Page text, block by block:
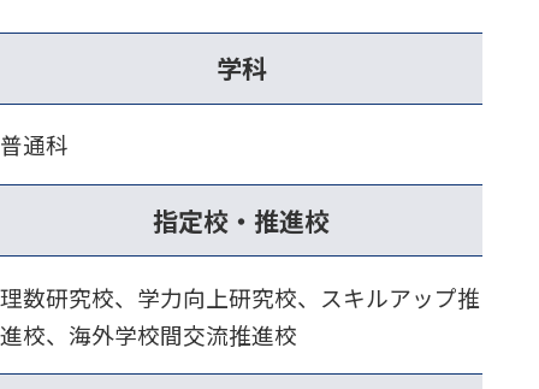
学科
普通科
指定校・推進校
理数研究校、学力向上研究校、スキルアップ推
進校、海外学校間交流推進校